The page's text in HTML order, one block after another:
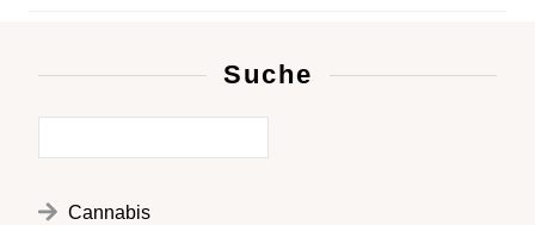
Suche
Cannabis